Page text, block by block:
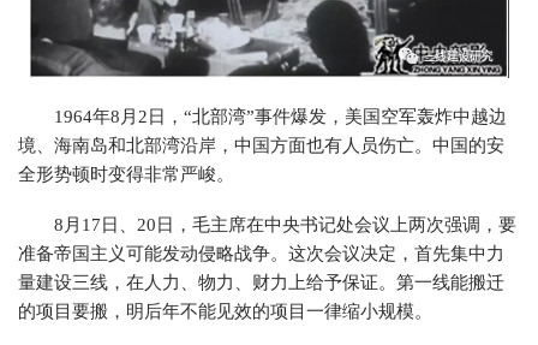
1964年8月2日，“北部湾”事件爆发，美国空军轰炸中越边
境、海南岛和北部湾沿岸，中国方面也有人员伤亡。中国的安
全形势顿时变得非常严峻。
8月17日、20日，毛主席在中央书记处会议上两次强调，要
准备帝国主义可能发动侵略战争。这次会议决定，首先集中力
量建设三线，在人力、物力、财力上给予保证。第一线能搬迁
的项目要搬，明后年不能见效的项目一律缩小规模。